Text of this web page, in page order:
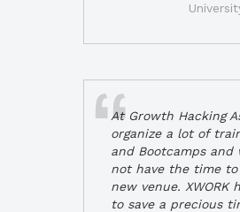
At Growth Hacking
organize a lot of
and Bootcamps and
not have the time
new venue. XWORK
to save a precious